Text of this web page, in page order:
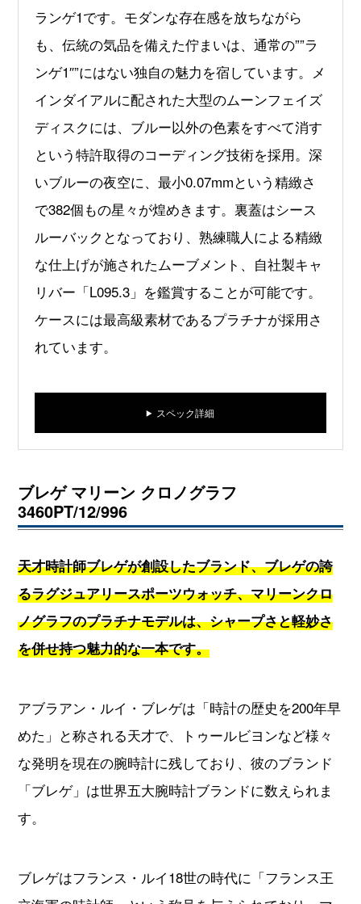
ランゲ1です。モダンな存在感を放ちながら
も、伝統の気品を備えた佇まいは、通常の””ラ
ンゲ1″”にはない独自の魅力を宿しています。メ
インダイアルに配された大型のムーンフェイズ
ディスクには、ブルー以外の色素をすべて消す
という特許取得のコーディング技術を採用。深
いブルーの夜空に、最小0.07mmという精緻さ
で382個もの星々が煌めきます。裏蓋はシース
ルーバックとなっており、熟練職人による精緻
な仕上げが施されたムーブメント、自社製キャ
リバー「L095.3」を鑑賞することが可能です。
ケースには最高級素材であるプラチナが採用さ
れています。
スペック詳細
ブレゲ マリーン クロノグラフ
3460PT/12/996
天才時計師ブレゲが創設したブランド、ブレゲの誇
るラグジュアリースポーツウォッチ、マリーンクロ
ノグラフのプラチナモデルは、シャープさと軽妙さ
を併せ持つ魅力的な一本です。
アブラアン・ルイ・ブレゲは「時計の歴史を200年早
めた」と称される天才で、トゥールビヨンなど様々
な発明を現在の腕時計に残しており、彼のブランド
「ブレゲ」は世界五大腕時計ブランドに数えられま
す。
ブレゲはフランス・ルイ18世の時代に「フランス王